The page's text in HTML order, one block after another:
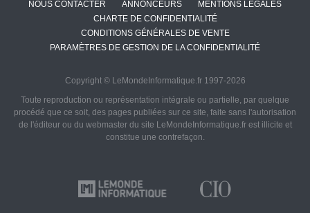
NOUS CONTACTER ANNONCEURS
MENTIONS LÉGALES
CHARTE DE CONFIDENTIALITÉ
CONDITIONS GÉNÉRALES DE VENTE
PARAMÈTRES DE GESTION DE LA CONFIDENTIALITÉ
Copyright © LeMondeInformatique.fr 1997-2026
Toute reproduction ou représentation intégrale ou partielle, par quelque
procédé que ce soit, des pages publiées sur ce site, faite sans l'autorisation
de l'éditeur ou du webmaster du site LeMondeInformatique.fr est illicite et
constitue une contrefaçon.